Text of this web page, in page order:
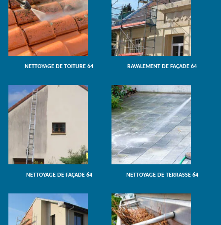
NETTOYAGE DE TOITURE 64 RAVALEMENT DE FAÇADE 64
NETTOYAGE DE FAÇADE 64 NETTOYAGE DE TERRASSE 64